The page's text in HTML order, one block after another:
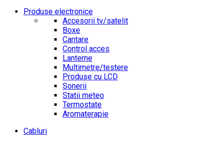
Produse electronice
Accesorii tv/satelit
Boxe
Cantare
Control acces
Lanterne
Multimetre/testere
Produse cu LCD
Sonerii
Statii meteo
Termostate
Aromaterapie
Cabluri